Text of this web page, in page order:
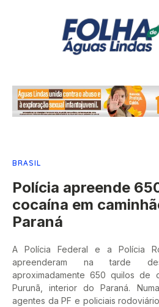
BRASIL
Polícia apreende
cocaína em
Paraná
A Polícia Federal e a Polícia
apreenderam na tarde
aproximadamente 650 quilos de
Purunã, interior do Paraná.
agentes da PF e policiais